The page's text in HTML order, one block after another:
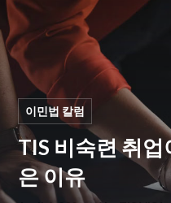
이민법 칼럼
TIS 비숙련 취
은 이유